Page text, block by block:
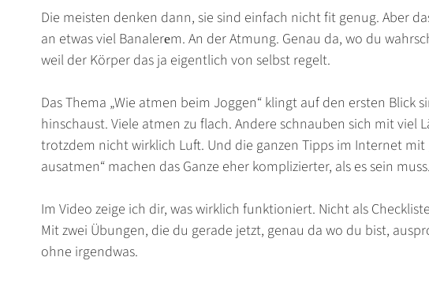
Die meisten denken dann, sie sind einfach nicht fit genug. Aber
an etwas viel Banalerеm. An der Atmung. Genau da, wo du
weil der Körper das ja eigentlich von selbst regelt.
Das Thema „Wie atmen beim Joggen“ klingt auf den ersten Blick
hinschaust. Viele atmen zu flach. Andere schnauben sich mit viel
trotzdem nicht wirklich Luft. Und die ganzen Tipps im Internet mit
ausatmen“ machen das Ganze eher komplizierter, als es sein muss.
Im Video zeige ich dir, was wirklich funktioniert. Nicht als
Mit zwei Übungen, die du gerade jetzt, genau da wo du bist,
ohne irgendwas.